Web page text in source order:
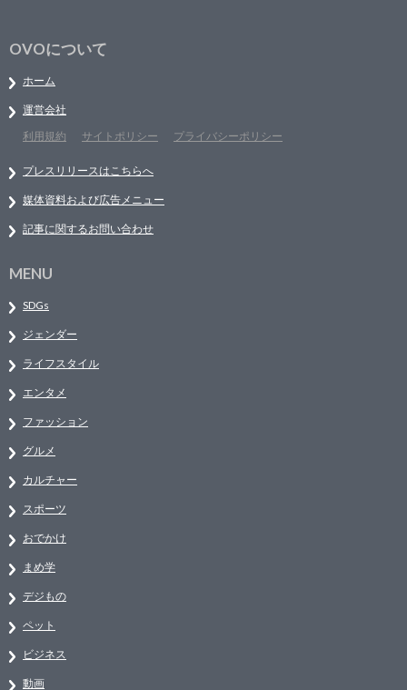
OVOについて
ホーム
運営会社
利用規約
サイトポリシー プライバシーポリシー
プレスリリースはこちらへ
媒体資料および広告メニュー
記事に関するお問い合わせ
MENU
SDGs
ジェンダー
ライフスタイル
エンタメ
ファッション
グルメ
カルチャー
スポーツ
おでかけ
まめ学
デジもの
ペット
ビジネス
動画